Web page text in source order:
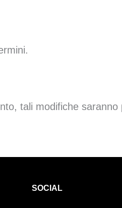
tali modifiche saranno
SOCIAL